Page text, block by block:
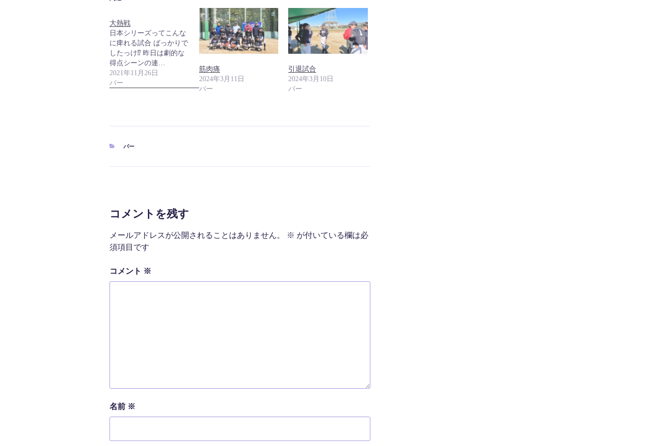
大熱戦
日本シリーズってこんな
に痺れる試合 ばっかりで
したっけ⁉︎ 昨日は劇的な
得点シーンの連…
2021年11月26日
バー
筋肉痛
2024年3月11日
バー
引退試合
2024年3月10日
バー
カ
バー
コメントを残す
メールアドレスが公開されることはありません。 ※ が付いている欄は必
須項目です
コメント ※
名前 ※